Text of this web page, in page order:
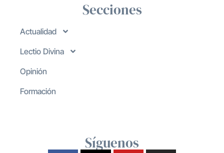
Secciones
Actualidad
Lectio Divina
Opinión
Formación
Síguenos